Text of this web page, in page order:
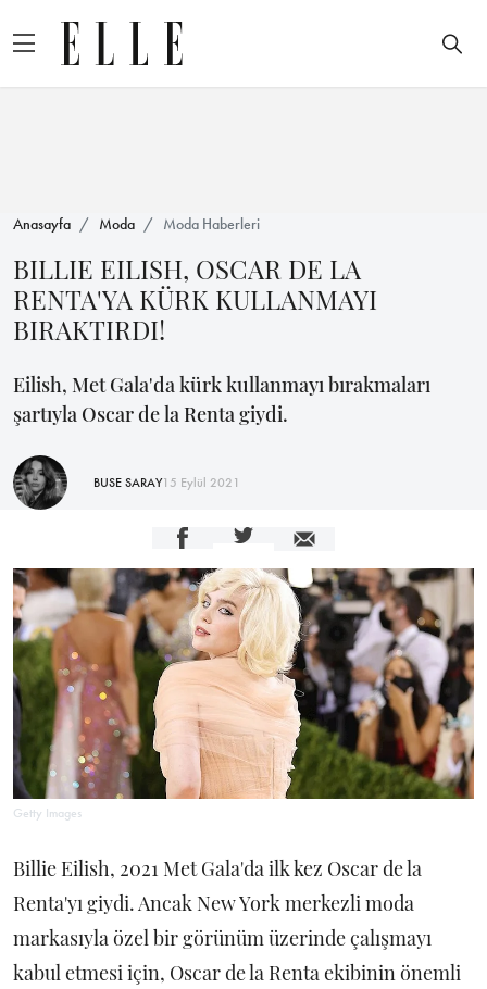
Anasayfa Moda Moda Haberleri
BILLIE EILISH, OSCAR DE LA
RENTA'YA KÜRK KULLANMAYI
BIRAKTIRDI!
Eilish, Met Gala'da kürk kullanmayı bırakmaları
şartıyla Oscar de la Renta giydi.
BUSE SARAY15 Eylül 2021
Getty Images
Billie Eilish, 2021 Met Gala'da ilk kez Oscar de la
Renta'yı giydi. Ancak New York merkezli moda
markasıyla özel bir görünüm üzerinde çalışmayı
kabul etmesi için, Oscar de la Renta ekibinin önemli